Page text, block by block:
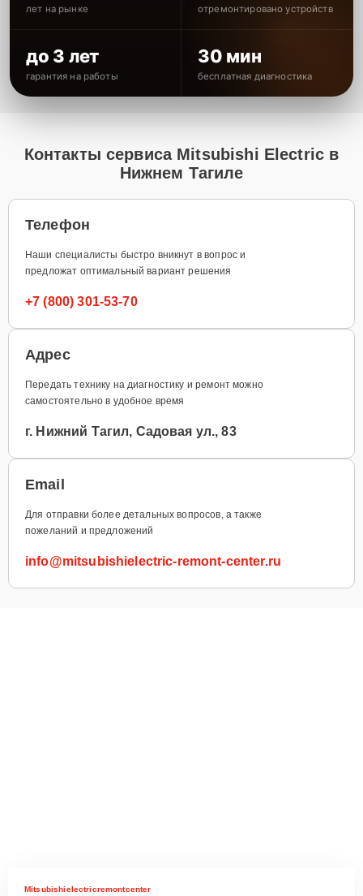
лет на рынке отремонтировано устройств
до 3 лет
гарантия на работы
30 мин
бесплатная диагностика
Контакты сервиса Mitsubishi Electric в
Нижнем Тагиле
Телефон
Наши специалисты быстро вникнут в вопрос и
предложат оптимальный вариант решения
+7 (800) 301-53-70
Адрес
Передать технику на диагностику и ремонт можно
самостоятельно в удобное время
г. Нижний Тагил, Садовая ул., 83
Email
Для отправки более детальных вопросов, а также
пожеланий и предложений
info@mitsubishielectric-remont-center.ru
Mitsubishielectricremontcenter